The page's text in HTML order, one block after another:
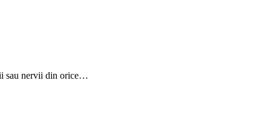
sau nervii din orice…